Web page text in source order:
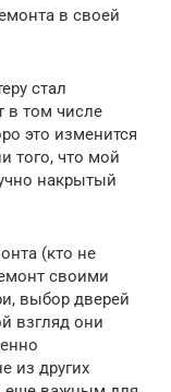
в своей
стал
в том числе
это изменится
того, что мой
накрытый
(кто не
своими
выбор дверей
взгляд они
из других